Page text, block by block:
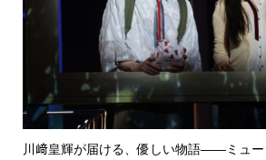
川﨑皇輝が届ける、優しい物語――ミュ